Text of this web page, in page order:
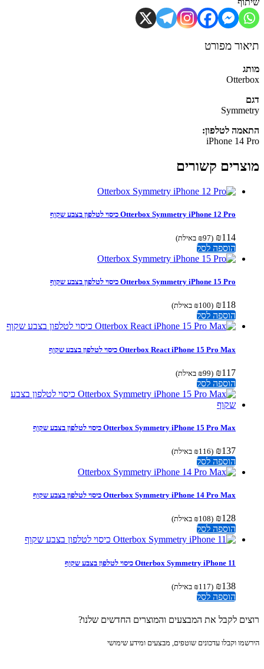
מפורט
לטלפון:
iPhone 14
קשורים
Otterbox Symmetry iPhone 12 Pro כיסוי לטלפון בצבע שקוף
₪
(
₪97 באילת)
הוספה לסל
Otterbox Symmetry iPhone 15 Pro כיסוי לטלפון בצבע שקוף
₪
(
₪ 100 באילת)
הוספה לסל
Otterbox React iPhone 15 Pro Max כיסוי לטלפון בצבע שקוף
₪
(
₪99 באילת)
הוספה לסל
Otterbox Symmetry iPhone 15 Pro Max כיסוי לטלפון בצבע שקוף
₪
(
₪ 116 באילת)
הוספה לסל
Otterbox Symmetry iPhone 14 Pro Max כיסוי לטלפון בצבע שקוף
₪
(
₪ 108 באילת)
הוספה לסל
Otterbox Symmetry iPhone 11 כיסוי לטלפון בצבע שקוף
₪
(
₪ 117 באילת)
הוספה לסל
לקבל את המבצעים והמוצרים החדשים שלנו?
וקבלו עדכונים שוטפים, מבצעים ומידע שימושי